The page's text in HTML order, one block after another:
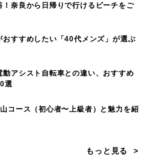
！奈良から日帰りで行けるビーチをご
おすすめしたい「40代メンズ」が選ぶ
動アシスト自転車との違い、おすすめ
選
コース（初心者〜上級者）と魅力を紹
もっと見る